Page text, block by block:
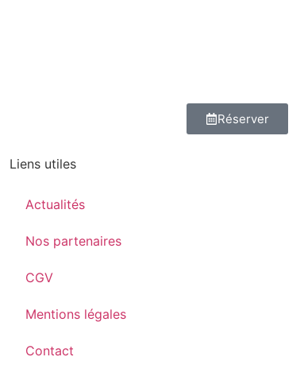
Réserver
Liens utiles
Actualités
Nos partenaires
CGV
Mentions légales
Contact